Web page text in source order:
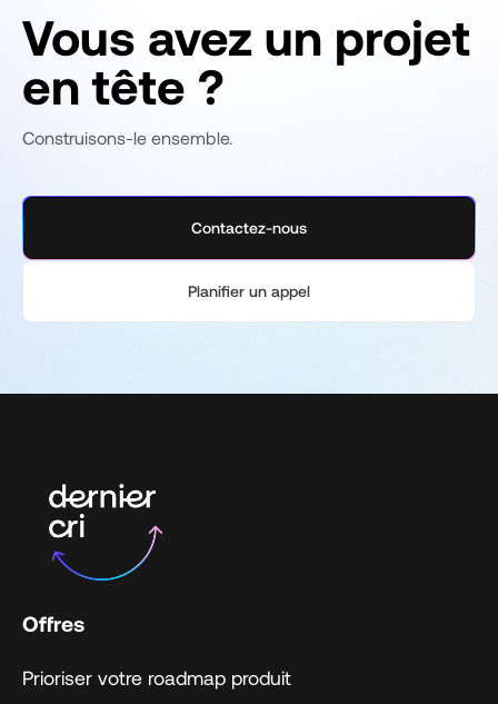
Vous avez un projet
en tête ?
Construisons-le ensemble.
Contactez-nous
Planifier un appel
Offres
Prioriser votre roadmap produit